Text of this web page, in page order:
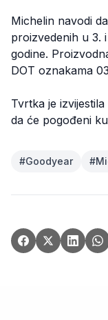
Michelin navodi
proizvedenih u 3.
godine.
DOT oznakama
Tvrtka je
da će pogođeni
#Goodyear #